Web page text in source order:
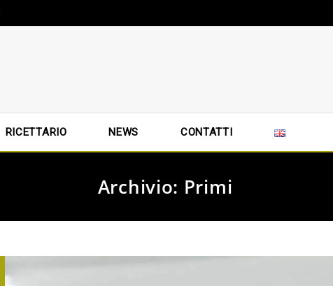
RICETTARIO NEWS CONTATTI
Archivio: Primi